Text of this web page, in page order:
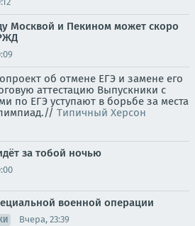
Москвой и Пекином может скоро
об отмене ЕГЭ и замене его
аттестацию Выпускники с
по ЕГЭ уступают в борьбе за места
Типичный Херсон
за тобой ночью
военной операции
Вчера, 23:39